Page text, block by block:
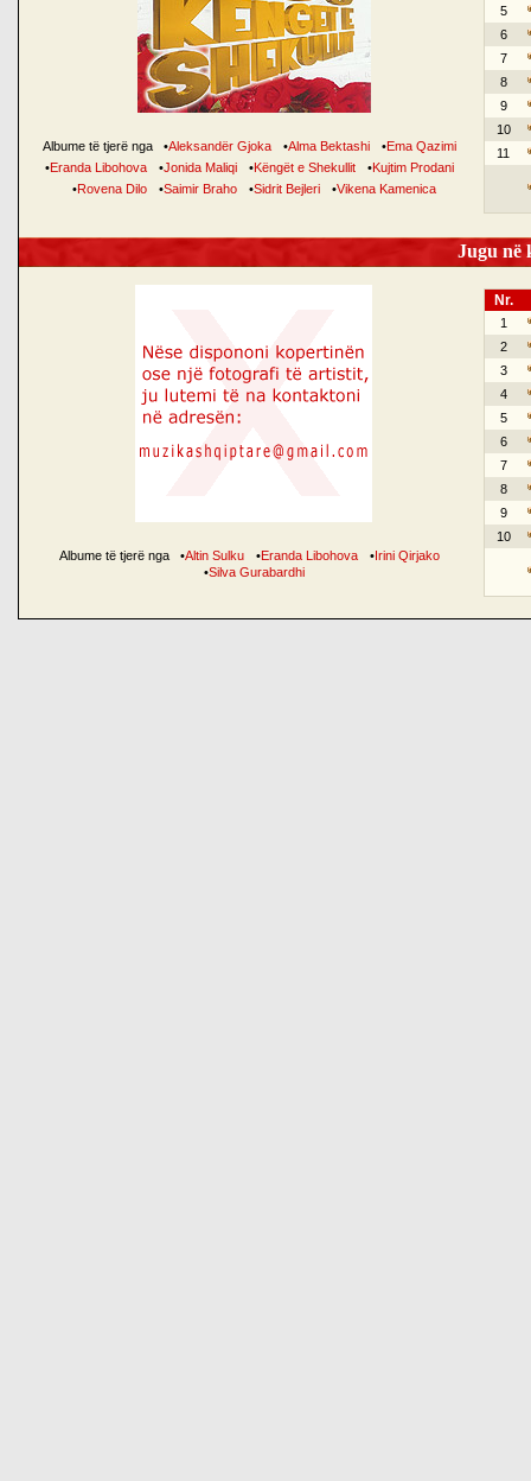
Albume të tjerë nga •Aleksandër Gjoka •Alma Bektashi •Ema Qazimi
•Eranda Libohova •Jonida Maliqi •Këngët e Shekullit •Kujtim Prodani
•Rovena Dilo •Saimir Braho •Sidrit Bejleri •Vikena Kamenica
5
6
7
8
9
10
11
Jugu në
Albume të tjerë nga •Altin Sulku •Eranda Libohova •Irini Qirjako
•Silva Gurabardhi
Nr.
1
2
3
4
5
6
7
8
9
10